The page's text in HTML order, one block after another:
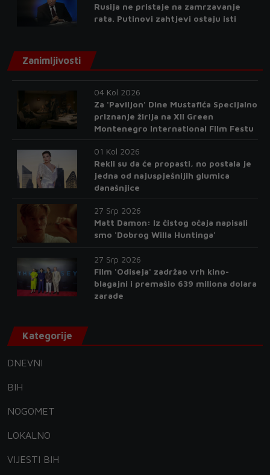
Rusija ne pristaje na zamrzavanje
rata. Putinovi zahtjevi ostaju isti
Zanimljivosti
04 Kol 2026
Za 'Paviljon' Dine Mustafića Specijalno
priznanje žirija na XII Green
Montenegro International Film Festu
01 Kol 2026
Rekli su da će propasti, no postala je
jedna od najuspješnijih glumica
današnjice
27 Srp 2026
Matt Damon: Iz čistog očaja napisali
smo 'Dobrog Willa Huntinga'
27 Srp 2026
Film 'Odiseja' zadržao vrh kino-
blagajni i premašio 639 miliona dolara
zarade
Kategorije
DNEVNI
BIH
NOGOMET
LOKALNO
VIJESTI BIH